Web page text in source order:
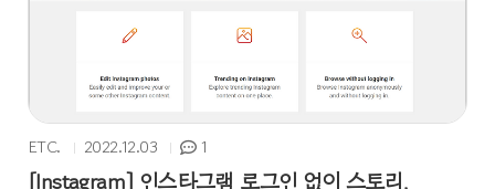
ETC. 2022.12.03 1
[Instagram] 인스타그램 로그인 없이 스토리,